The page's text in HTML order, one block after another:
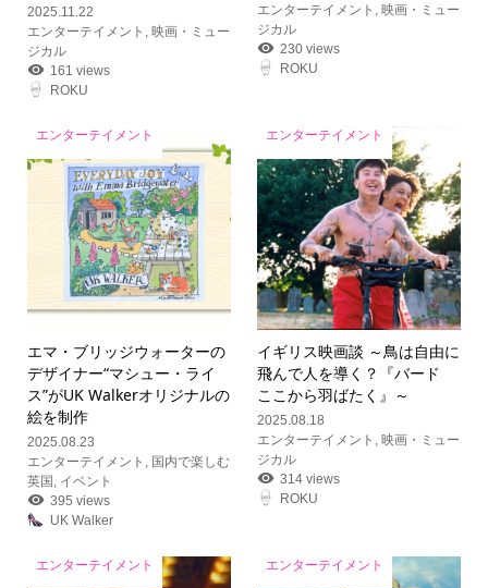
2025.11.22
エンターテイメント , 映画・ミュー
ジカル
161 views
ROKU
エンターテイメント , 映画・ミュー
ジカル
230 views
ROKU
エンターテイメント
エマ・ブリッジウォーターの
デザイナー“マシュー・ライ
ス”がUK Walkerオリジナルの
絵を制作
2025.08.23
エンターテイメント
国内で楽しむ
英国 イベント
395 views
UK Walker
エンターテイメント
イギリス映画談 ～鳥は自由に
飛んで人を導く？『バード
ここから羽ばたく』～
2025.08.18
エンターテイメント
,映画・ミュー
ジカル
314 views
ROKU
エンターテイメント エンターテイメント